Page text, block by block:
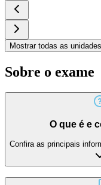
Mostrar todas as unidades
Sobre o exame
O que é e
Confira as principais